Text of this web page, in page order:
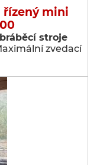
řízený mini
stroje
zvedací